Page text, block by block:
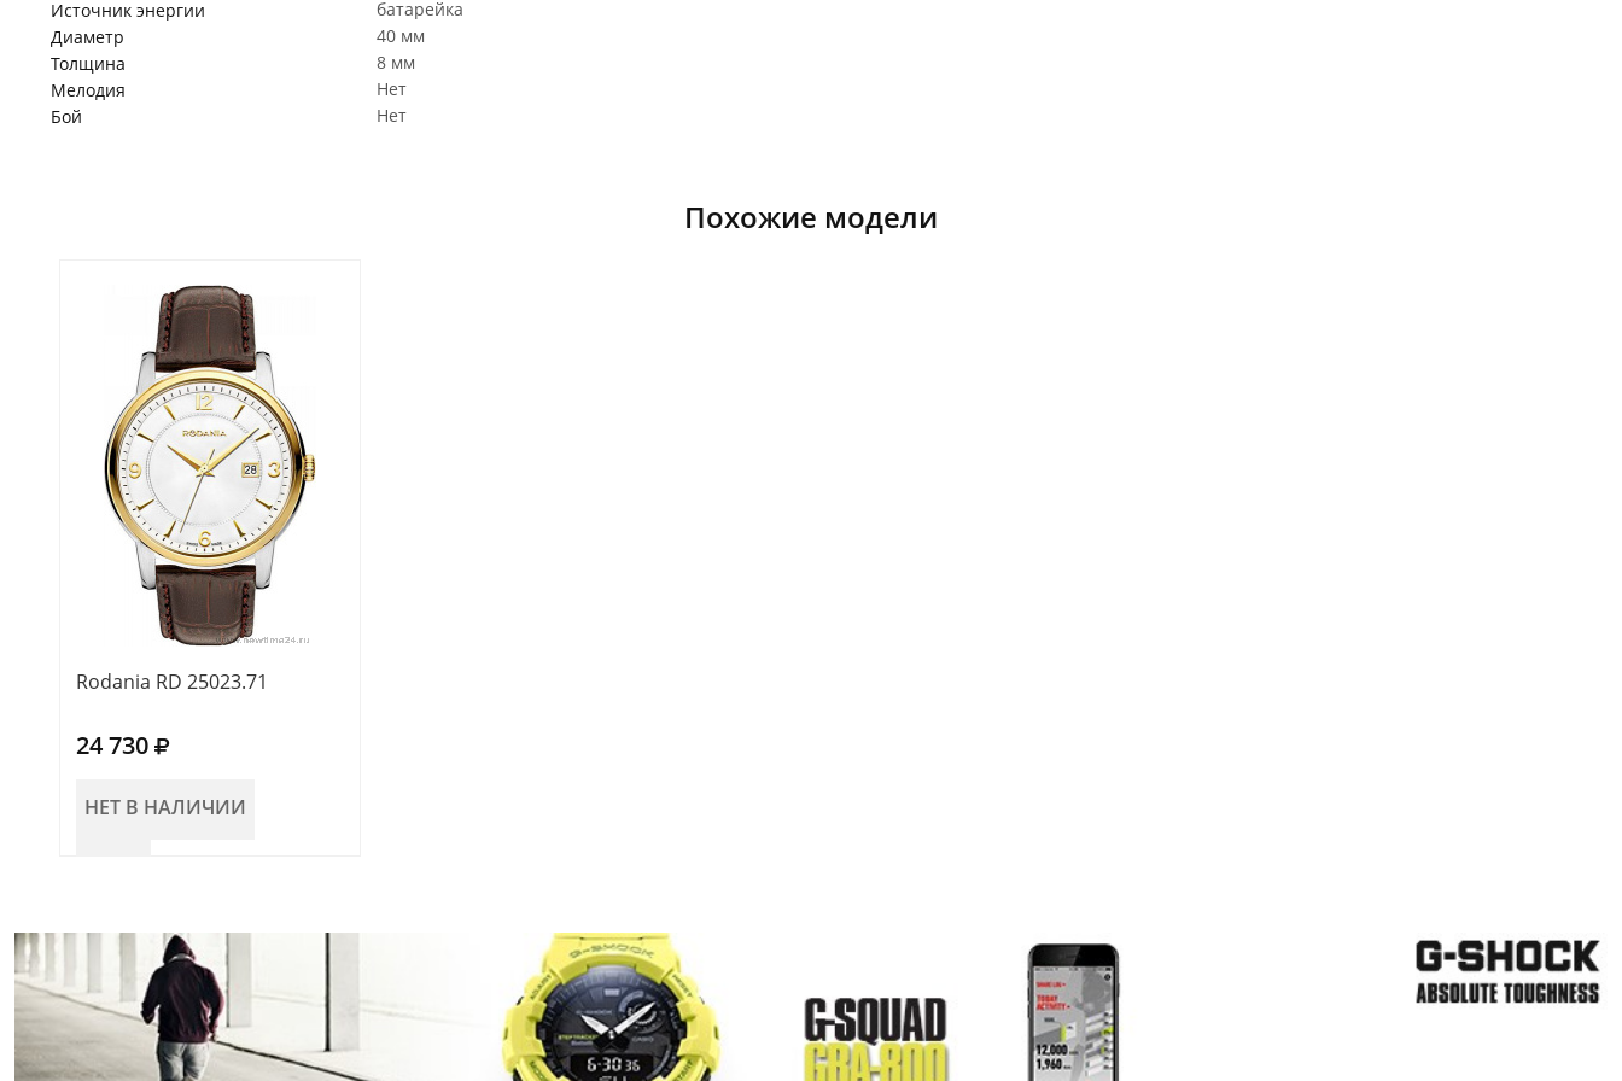
Источник энергии
батарейка
Диаметр
40 мм
Толщина
8 мм
Мелодия
Нет
Бой
Нет
Похожие модели
Rodania RD 25023.71
24 730
НЕТ В НАЛИЧИИ